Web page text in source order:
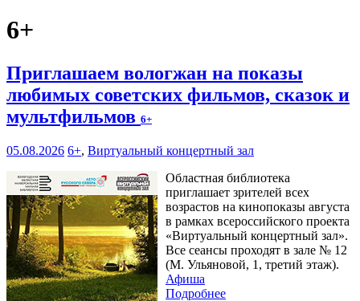
6+
Приглашаем вологжан на показы
любимых советских фильмов, сказок и
мультфильмов 6+
05.08.2026 6+, Виртуальный концертный зал
Областная библиотека
приглашает зрителей всех
возрастов на кинопоказы августа
в рамках всероссийского проекта
«Виртуальный концертный зал».
Все сеансы проходят в зале № 12
(М. Ульяновой, 1, третий этаж).
Афиша
Подробнее